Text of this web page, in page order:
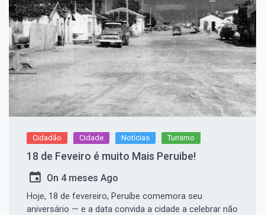
Cidadão Cidade Notícias Turismo
18 de Feveiro é muito Mais Peruibe!
On 4 meses Ago
Hoje, 18 de fevereiro, Peruíbe comemora seu
aniversário — e a data convida a cidade a celebrar não